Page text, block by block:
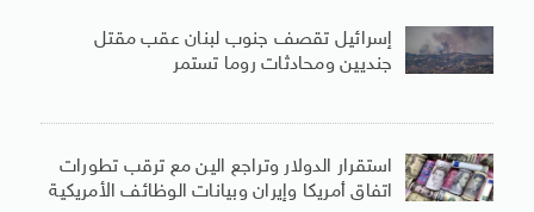
إسرائيل تقصف جنوب لبنان عقب مقتل
جنديين ومحادثات روما تستمر
استقرار الدولار وتراجع الين مع ترقب تطورات
اتفاق أمريكا وإيران وبيانات الوظائف الأمريكية